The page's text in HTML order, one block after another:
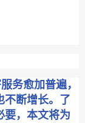
务愈加普遍，
不断增长。了
要，本文将为